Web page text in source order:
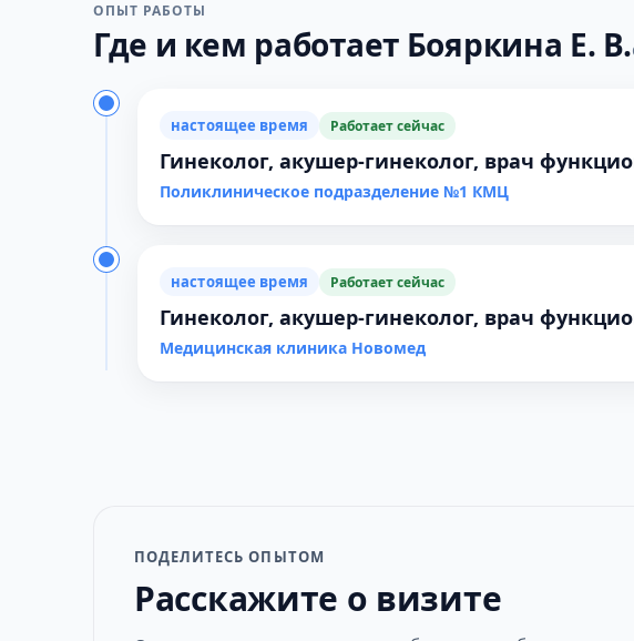
ОПЫТ РАБОТЫ
Где и кем работает Бояркина Е. В.
настоящее время Работает сейчас
Гинеколог, акушер-гинеколог, врач
Поликлиническое подразделение №1 КМЦ
настоящее время Работает сейчас
Гинеколог, акушер-гинеколог, врач
Медицинская клиника Новомед
ПОДЕЛИТЕСЬ ОПЫТОМ
Расскажите о визите